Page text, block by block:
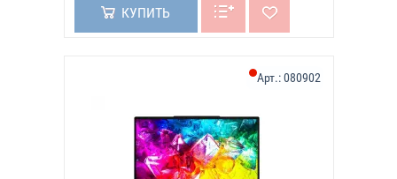
КУПИТЬ
Арт.:080902